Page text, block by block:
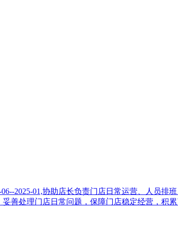
2025-01,协助店长负责门店日常运营、人员排
善处理门店日常问题，保障门店稳定经营，积